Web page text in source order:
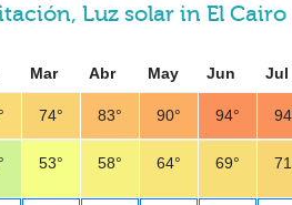
Luz solar in El Cairo
Mar Abr May Jun Jul
74° 83° 90° 94°
53° 58° 64° 69°